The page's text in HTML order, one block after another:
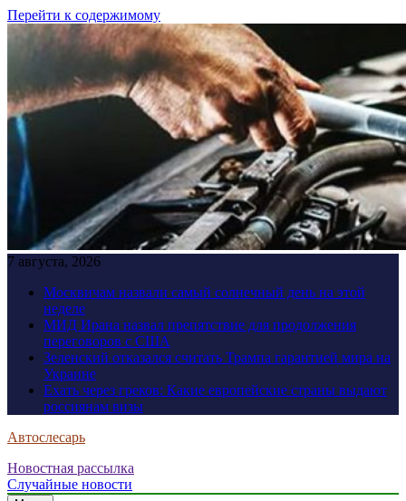
Перейти к содержимому
7 августа, 2026
Москвичам назвали самый солнечный день на этой
неделе
МИД Ирана назвал препятствие для продолжения
переговоров с США
Зеленский отказался считать Трампа гарантией мира на
Украине
Ехать через греков: Какие европейские страны выдают
россиянам визы
Автослесарь
Новостная рассылка
Случайные новости